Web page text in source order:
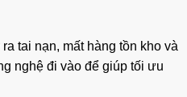
tai nạn, mất hàng tồn kho và
nghệ đi vào để giúp tối ưu